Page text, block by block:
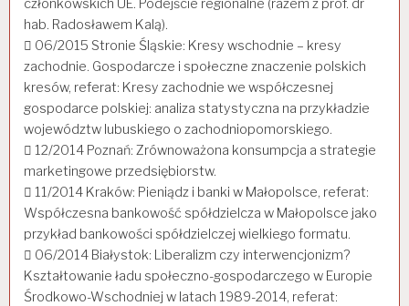
członkowskich UE. Podejście regionalne (razem z prof. dr
hab. Radosławem Kalą).
 06/2015 Stronie Śląskie: Kresy wschodnie – kresy
zachodnie. Gospodarcze i społeczne znaczenie polskich
kresów, referat: Kresy zachodnie we współczesnej
gospodarce polskiej: analiza statystyczna na przykładzie
województw lubuskiego o zachodniopomorskiego.
 12/2014 Poznań: Zrównoważona konsumpcja a strategie
marketingowe przedsiębiorstw.
 11/2014 Kraków: Pieniądz i banki w Małopolsce, referat:
Współczesna bankowość spółdzielcza w Małopolsce jako
przykład bankowości spółdzielczej wielkiego formatu.
 06/2014 Białystok: Liberalizm czy interwencjonizm?
Kształtowanie ładu społeczno-gospodarczego w Europie
Środkowo-Wschodniej w latach 1989-2014, referat: